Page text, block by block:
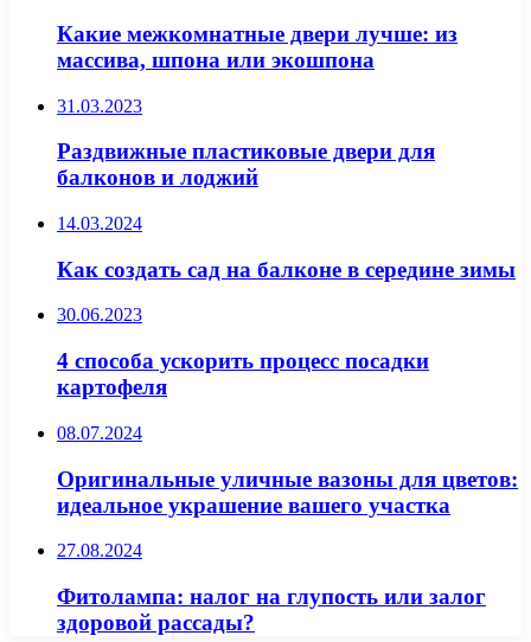
Какие межкомнатные двери лучше: из
массива, шпона или экошпона
31.03.2023
Раздвижные пластиковые двери для
балконов и лоджий
14.03.2024
Как создать сад на балконе в середине зимы
30.06.2023
4 способа ускорить процесс посадки
картофеля
08.07.2024
Оригинальные уличные вазоны для цветов:
идеальное украшение вашего участка
27.08.2024
Фитолампа: налог на глупость или залог
здоровой рассады?